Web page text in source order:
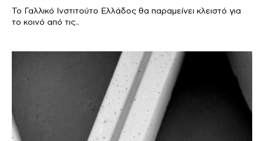
Το Γαλλικό Ινστιτούτο Ελλάδος θα παραμείνει κλειστό για
το κοινό από τις..